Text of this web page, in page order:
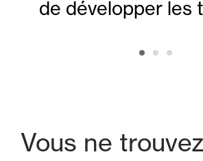
de développer les
Vous ne